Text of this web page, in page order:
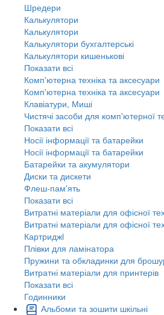
Шредери
Калькулятори
Калькулятори
Калькулятори бухгалтерські
Калькулятори кишенькові
Показати всі
Комп'ютерна техніка та аксесуари
Комп'ютерна техніка та аксесуари
Клавіатури, Миші
Чистячі засоби для комп'ютерної
Показати всі
Носії інформації та батарейки
Носії інформації та батарейки
Батарейки та акумулятори
Диски та дискети
Флеш-пам'ять
Показати всі
Витратні матеріали для офісної
Витратні матеріали для офісної
Картриджi
Плівки для ламінатора
Пружини та обкладинки для
Витратні матеріали для принтерів
Показати всі
Годинники
Альбоми та зошити шкільні